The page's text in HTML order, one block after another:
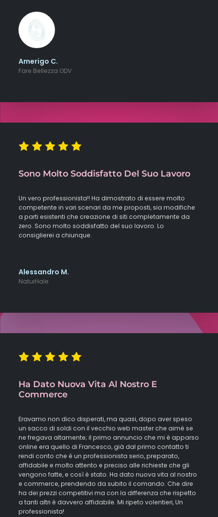
Amerigo C.
Fare Bellezza ODV
Sono Molto Soddisfatto Del Suo Lavoro
Un vero professionista!! Ha dimostrato di essere molto
competente in vari scenari da me proposti, sia modifiche
a parti esistenti che creazione di siti completamente da
zero. Sono molto soddisfatto del suo lavoro. Lo
consiglierei a chiunque.
Alessandro M.
NaturHale
Ha Dato Nuova Vita Al Nostro E
Commerce
Eravamo non dico disperati, ma quasi, dopo aver speso
un sacco di soldi con il vecchio web master che aimé se
ne fregava altamente; il primo annuncio che mi è apparso
online era quello di Francesco, già dal primo contatto ti
rendi conto che è un professionista serio, preparato,
affidabile e molto attento e preciso alle richieste che gli
vengono fatte, e così è stato. Ha dato nuova vita al nostro
e commerce, prendendo da subito il comando. Che dire
ha dei prezzi competitivi ma con la differenza che rispetto
a tanti altri è davvero affidabile. Mi ripeto volentieri, Un
professionista!